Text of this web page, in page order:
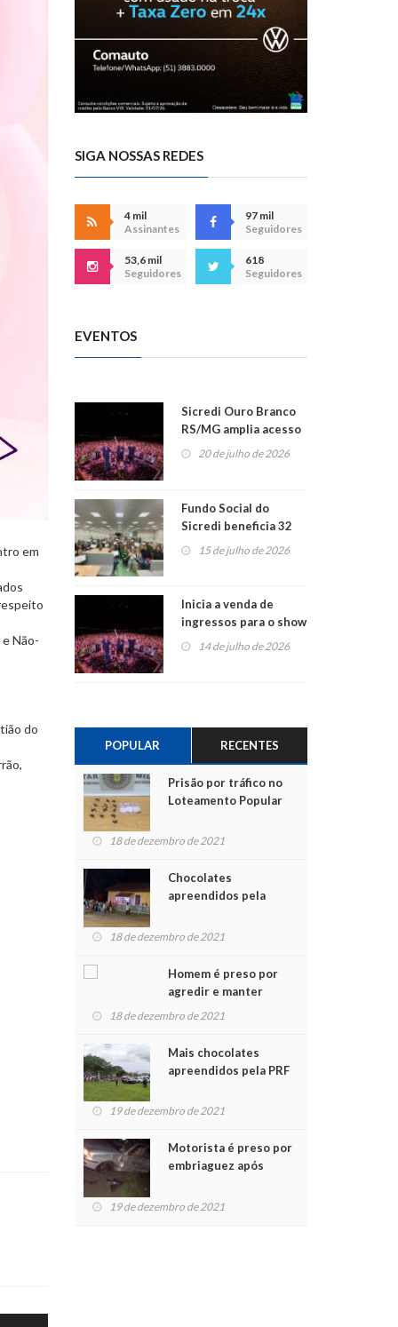
em
Não-
do
SIGA NOSSAS REDES
4 mil
Assinantes
97 mil
Seguidores
53,6 mil
Seguidores
618
Seguidores
EVENTOS
Sicredi Ouro Branco
RS/MG amplia acesso
ao show dos 45 anos
20 de julho de 2026
Fundo Social do
Sicredi beneficia 32
projetos em
Montenegro
15 de julho de 2026
Inicia a venda de
ingressos para o show
do Jota Quest nos 45
14 de julho de 2026
POPULAR RECENTES
Prisão por tráfico no
Loteamento Popular
18 de dezembro de 2021
Chocolates
apreendidos pela
para crianças na
18 de dezembro de 2021
Homem é preso por
agredir e manter
mulher em cárcere
18 de dezembro de 2021
Mais chocolates
apreendidos pela PRF
crianças no Natal
19 de dezembro de 2021
Motorista é preso por
embriaguez após
feridos
19 de dezembro de 2021